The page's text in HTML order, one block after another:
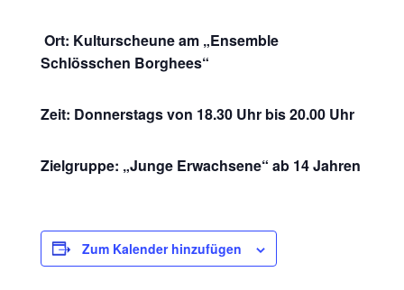
Ort: Kulturscheune am „Ensemble
Schlösschen Borghees“
Zeit: Donnerstags von 18.30 Uhr bis 20.00 Uhr
Zielgruppe: „Junge Erwachsene“ ab 14 Jahren
Zum Kalender hinzufügen